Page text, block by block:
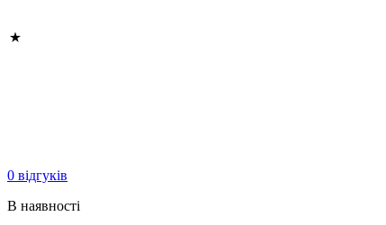
0 відгуків
В наявності